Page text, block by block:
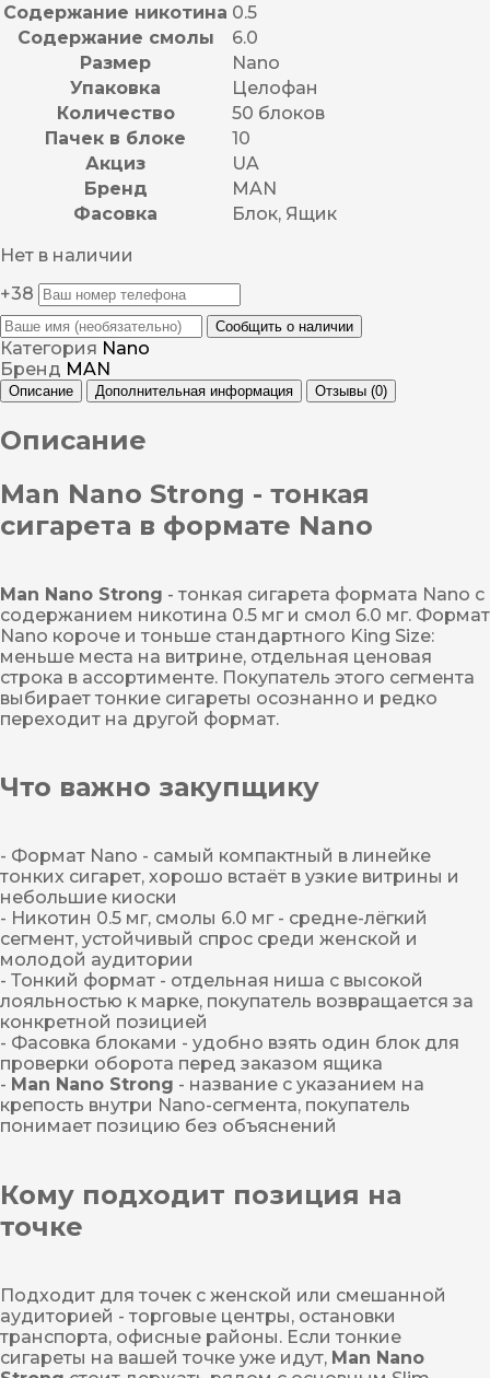
Содержание никотина 0.5
Содержание смолы
6.0
Размер
Nano
Упаковка
Целофан
Количество
50 блоков
Пачек в блоке
10
Акциз
UA
Бренд
MAN
Фасовка
Блок, Ящик
Нет в наличии
+38
Сообщить о наличии
Категория Nano
Бренд MAN
Описание Дополнительная информация Отзывы (0)
Описание
Man Nano Strong - тонкая
сигарета в формате Nano
Man Nano Strong - тонкая сигарета формата Nano с
содержанием никотина 0.5 мг и смол 6.0 мг. Формат
Nano короче и тоньше стандартного King Size:
меньше места на витрине, отдельная ценовая
строка в ассортименте. Покупатель этого сегмента
выбирает тонкие сигареты осознанно и редко
переходит на другой формат.
Что важно закупщику
- Формат Nano - самый компактный в линейке
тонких сигарет, хорошо встаёт в узкие витрины и
небольшие киоски
- Никотин 0.5 мг, смолы 6.0 мг - средне-лёгкий
сегмент, устойчивый спрос среди женской и
молодой аудитории
- Тонкий формат - отдельная ниша с высокой
лояльностью к марке, покупатель возвращается за
конкретной позицией
- Фасовка блоками - удобно взять один блок для
проверки оборота перед заказом ящика
- Man Nano Strong - название с указанием на
крепость внутри Nano-сегмента, покупатель
понимает позицию без объяснений
Кому подходит позиция на
точке
Подходит для точек с женской или смешанной
аудиторией - торговые центры, остановки
транспорта, офисные районы. Если тонкие
сигареты на вашей точке уже идут, Man Nano